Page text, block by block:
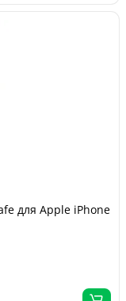
для Apple iPhone